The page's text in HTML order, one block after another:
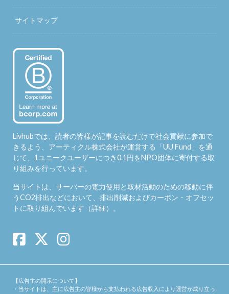
サイトマップ
Livhubでは、読者の皆様が記事を読むだけで社会貢献に参加で
きるよう、アーティクル株式会社が運営する「 UU Fund 」を通
じて、1ユニークユーザーにつき0.1円をNPO団体に寄付する取
り組みを行っています。
当サイトは、サーバーの電力使用と取材活動のための移動に伴
うCO2排出などにおいて、排出削減およびカーボン・オフセッ
トに取り組んでいます（詳細）。
【広告主の開示について】
・当サイトは、主に広告主の皆様から支払われる広告収入により運営が成り立っ